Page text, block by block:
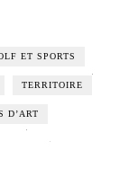
ET SPORTS
TERRITOIRE
D’ART